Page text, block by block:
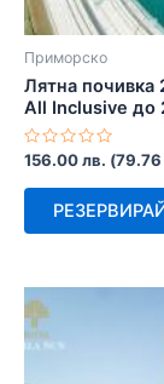
Приморско
Лятна
All Inclusive до
Оценено
0
156.00лв. (79.76